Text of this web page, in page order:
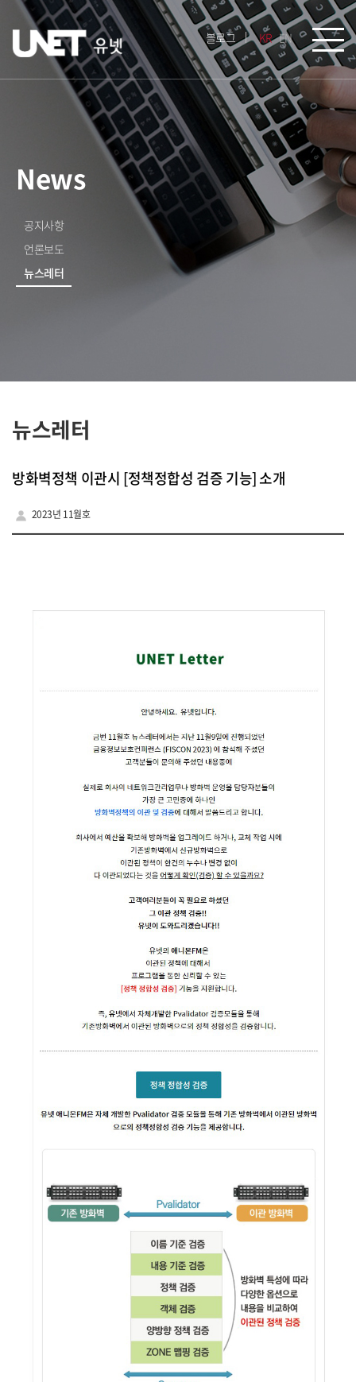
블로그 KR EN
News
공지사항
언론보도
뉴스레터
뉴스레터
방화벽정책 이관시 [정책정합성 검증 기능] 소개
2023년 11월호